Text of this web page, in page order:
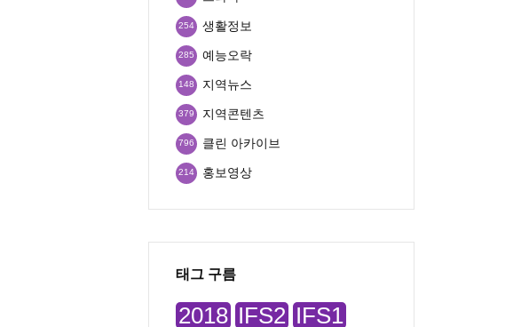
생활정보
254
예능오락
285
지역뉴스
148
지역콘텐츠
379
클린 아카이브
796
홍보영상
214
태그 구름
2018 IFS2 IFS1